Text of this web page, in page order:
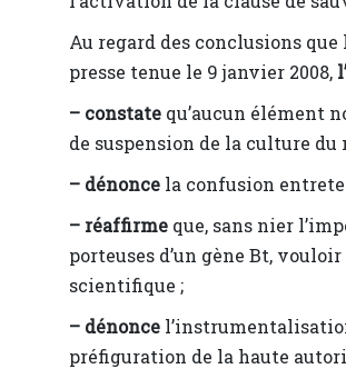
Au regard des conclusions
presse tenue le 9 janvier 2008,
– constate qu’aucun élément
de suspension de la culture
– dénonce la confusion
– réaffirme que, sans nier
porteuses d’un gène Bt,
scientifique ;
– dénonce
préfiguration de la haute